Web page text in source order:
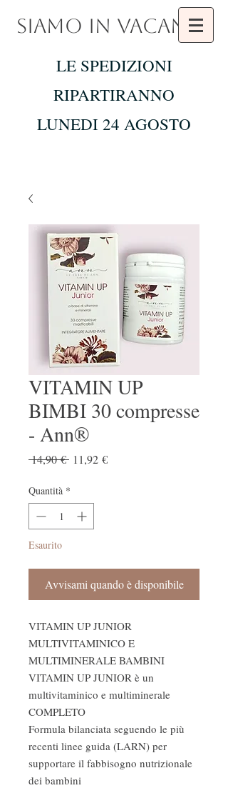
SIAMO IN VACANZA
LE SPEDIZIONI
RIPARTIRANNO
LUNEDI 24 AGOSTO
VITAMIN UP
BIMBI 30 compresse
- Ann®
14,90 € Prezzo regolare
11,92 €Prezzo scontato
Quantità *
Esaurito
Avvisami quando è disponibile
VITAMIN UP JUNIOR
MULTIVITAMINICO E
MULTIMINERALE BAMBINI
VITAMIN UP JUNIOR è un
multivitaminico e multiminerale
COMPLETO
Formula bilanciata seguendo le più
recenti linee guida (LARN) per
supportare il fabbisogno nutrizionale
dei bambini